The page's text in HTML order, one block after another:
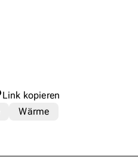
Link kopieren
Wärme